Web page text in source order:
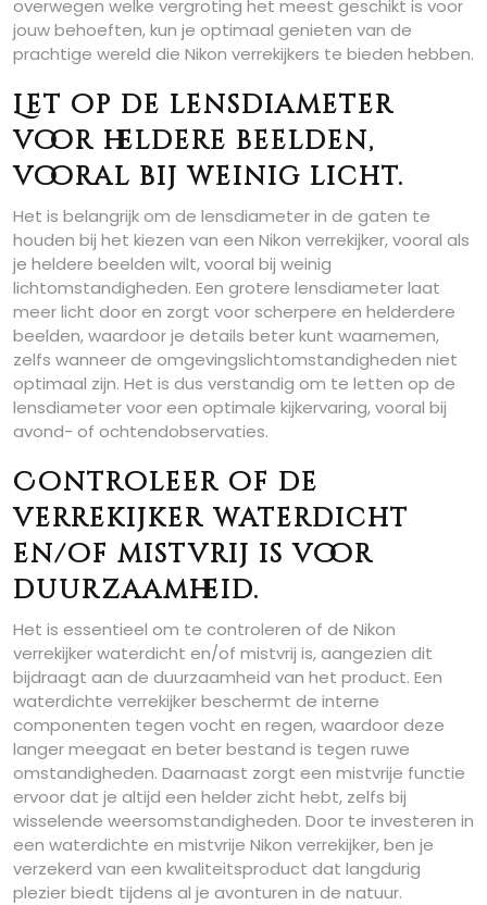
overwegen welke vergroting het meest geschikt is voor
jouw behoeften, kun je optimaal genieten van de
prachtige wereld die Nikon verrekijkers te bieden hebben.
Let op de lensdiameter
voor heldere beelden,
vooral bij weinig licht.
Het is belangrijk om de lensdiameter in de gaten te
houden bij het kiezen van een Nikon verrekijker, vooral als
je heldere beelden wilt, vooral bij weinig
lichtomstandigheden. Een grotere lensdiameter laat
meer licht door en zorgt voor scherpere en helderdere
beelden, waardoor je details beter kunt waarnemen,
zelfs wanneer de omgevingslichtomstandigheden niet
optimaal zijn. Het is dus verstandig om te letten op de
lensdiameter voor een optimale kijkervaring, vooral bij
avond- of ochtendobservaties.
Controleer of de
verrekijker waterdicht
en/of mistvrij is voor
duurzaamheid.
Het is essentieel om te controleren of de Nikon
verrekijker waterdicht en/of mistvrij is, aangezien dit
bijdraagt aan de duurzaamheid van het product. Een
waterdichte verrekijker beschermt de interne
componenten tegen vocht en regen, waardoor deze
langer meegaat en beter bestand is tegen ruwe
omstandigheden. Daarnaast zorgt een mistvrije functie
ervoor dat je altijd een helder zicht hebt, zelfs bij
wisselende weersomstandigheden. Door te investeren in
een waterdichte en mistvrije Nikon verrekijker, ben je
verzekerd van een kwaliteitsproduct dat langdurig
plezier biedt tijdens al je avonturen in de natuur.